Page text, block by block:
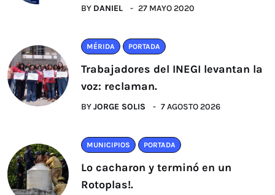
BY DANIEL 27 MAYO 2020
MÉRIDA PORTADA
Trabajadores del INEGI levantan la
voz: reclaman.
BYJORGE SOLIS 7 AGOSTO 2026
MUNICIPIOS PORTADA
Lo cacharon y terminó en un
Rotoplas!.